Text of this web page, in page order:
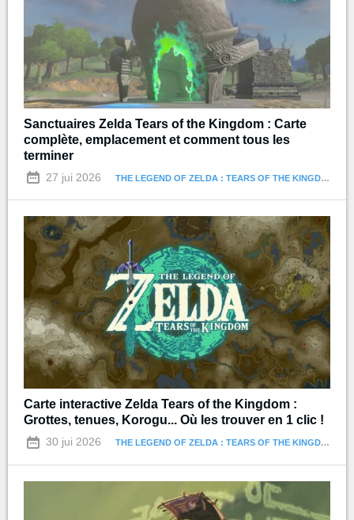
Sanctuaires Zelda Tears of the Kingdom : Carte
complète, emplacement et comment tous les
terminer
27 jui 2026 THE LEGEND OF ZELDA : TEARS OF THE KINGDOM
Carte interactive Zelda Tears of the Kingdom :
Grottes, tenues, Korogu... Où les trouver en 1 clic !
30 jui 2026 THE LEGEND OF ZELDA : TEARS OF THE KINGDOM